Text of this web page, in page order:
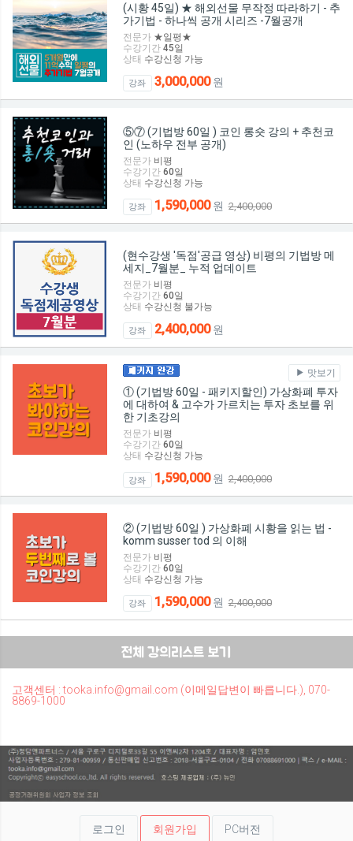
(시황 45일) ★ 해외선물 무작정 따라하기 - 추
가기법 - 하나씩 공개 시리즈 -7월공개
전문가 ★일평★
수강기간 45일
상태 수강신청 가능
강좌 3,000,000원
⑤⑦ (기법방 60일 ) 코인 롱숏 강의 + 추천코
인 (노하우 전부 공개)
전문가 비평
수강기간 60일
상태 수강신청 가능
강좌 1,590,000원2,400,000
(현수강생 '독점'공급 영상) 비평의 기법방 메
세지_7월분_ 누적 업데이트
전문가 비평
수강기간 60일
상태 수강신청 불가능
강좌 2,400,000원
맛보기
① (기법방 60일 - 패키지할인) 가상화폐 투자
에 대하여 & 고수가 가르치는 투자 초보를 위
한 기초강의
전문가 비평
수강기간 60일
상태 수강신청 가능
강좌 1,590,000원2,400,000
② (기법방 60일 ) 가상화폐 시황을 읽는 법 -
komm susser tod 의 이해
전문가 비평
수강기간 60일
상태 수강신청 가능
강좌 1,590,000원2,400,000
고객센터 : tooka.info@gmail.com (이메일답변이 빠릅니다.), 070-
8869-1000
로그인 회원가입 PC버전